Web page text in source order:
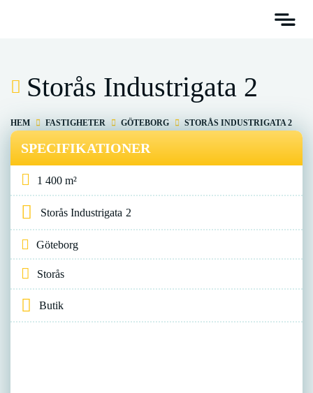
Storås Industrigata 2
HEM FASTIGHETER GÖTEBORG STORÅS INDUSTRIGATA 2
SPECIFIKATIONER
1 400 m²
Storås Industrigata 2
Göteborg
Storås
Butik